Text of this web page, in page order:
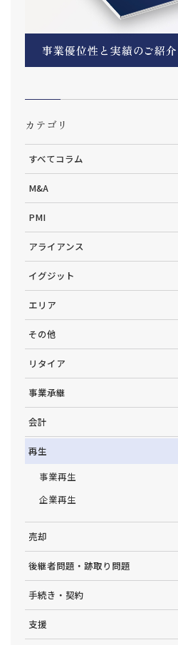
カテゴリ
すべてコラム
M&A
PMI
アライアンス
イグジット
エリア
その他
リタイア
事業承継
会計
再生
事業再生
企業再生
売却
後継者問題・跡取り問題
手続き・契約
支援